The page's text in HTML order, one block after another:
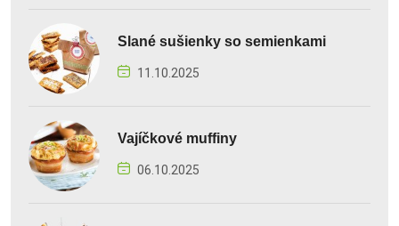
Slané sušienky so semienkami
11.10.2025
Vajíčkové muffiny
06.10.2025